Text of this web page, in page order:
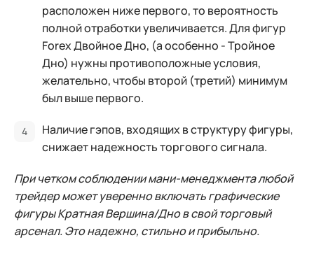
расположен ниже первого, то вероятность
полной отработки увеличивается. Для фигур
Forex Двойное Дно, (а особенно - Тройное
Дно) нужны противоположные условия,
желательно, чтобы второй (третий) минимум
был выше первого.
Наличие гэпов, входящих в структуру фигуры,
снижает надежность торгового сигнала.
При четком соблюдении мани-менеджмента любой
трейдер может уверенно включать графические
фигуры Кратная Вершина/Дно в свой торговый
арсенал. Это надежно, стильно и прибыльно.